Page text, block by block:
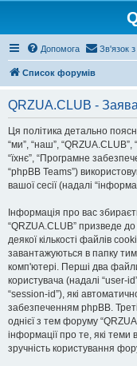
Допомога Зв'язок з
Список форумів
QRZUA.CLUB - Заява
Ця політика детально
“ми”, “наш”, “QRZUA.CLUB”,
“їхнє”, “Програмне
“phpBB Teams”)
вашої сесії (надалі
Інформація про вас
“QRZUA.CLUB” призведе
деякої кількості файлів
завантажуються в папку
комп'ютері. Перші два
користувача (надалі “user-
“session-id”), які
забезпеченням phpBB.
однієї з тем форуму
інформації про те, які
зручність користування